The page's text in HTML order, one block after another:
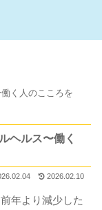
く人のこころを
ヘルス〜働く
2026.02.10
年より減少した